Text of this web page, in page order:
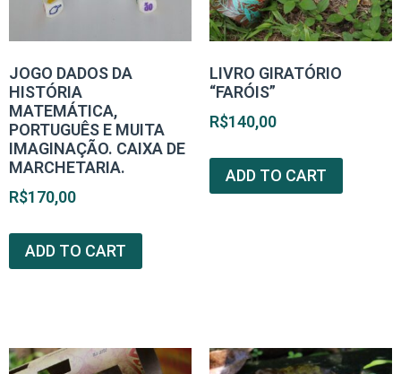
JOGO DADOS DA
HISTÓRIA
MATEMÁTICA,
PORTUGUÊS E MUITA
IMAGINAÇÃO. CAIXA DE
MARCHETARIA.
R$170,00
ADD TO CART
LIVRO GIRATÓRIO
“FARÓIS”
R$140,00
ADD TO CART